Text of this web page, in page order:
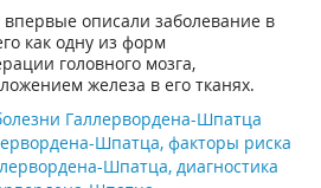
описали заболевание в
как одну из форм
головного мозга,
железа в его тканях.
Галлервордена-Шпатца
Шпатца, факторы риска
Шпатца, диагностика